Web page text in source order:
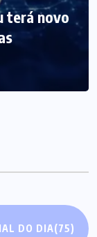
terá novo
DO DIA(75)